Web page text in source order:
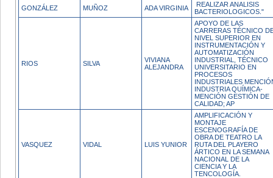
GONZÁLEZ MUÑOZ ADA VIRGINIA
REALIZAR ANALISIS
BACTERIOLOGICOS."
RIOS SILVA
VIVIANA
ALEJANDRA
APOYO DE LAS
CARRERAS TÉCNICO
NIVEL SUPERIOR EN
INSTRUMENTACIÓN Y
AUTOMATIZACIÓN
INDUSTRIAL, TÉCNICO
UNIVERSITARIO EN
PROCESOS
INDUSTRIALES
INDUSTRIA QUÍMICA-
MENCIÓN GESTIÓN DE
CALIDAD; AP
VASQUEZ VIDAL LUIS YUNIOR
AMPLIFICACIÓN Y
MONTAJE
ESCENOGRAFÍA DE
OBRA DE TEATRO LA
RUTA DEL PLAYERO
ÁRTICO EN LA SEMANA
NACIONAL DE LA
CIENCIA Y LA
TENCOLOGÍA.